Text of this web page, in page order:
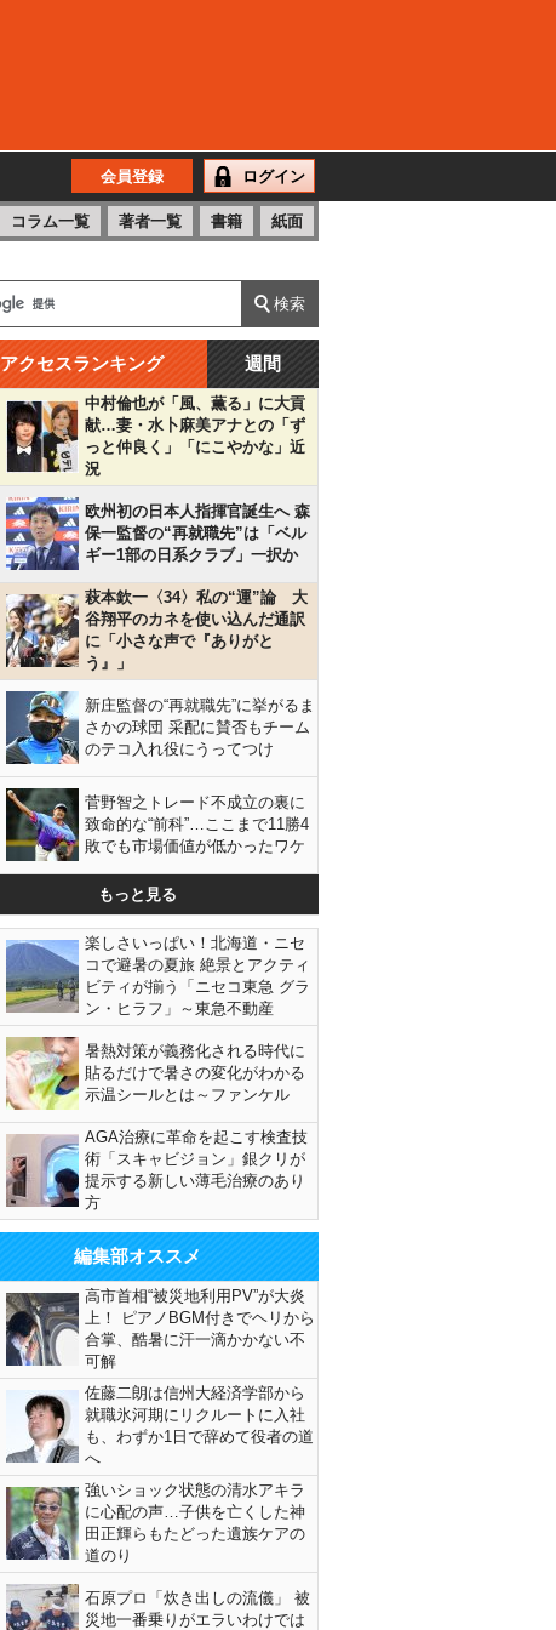
会員登録 ログイン
コラム一覧 著者一覧 書籍 紙面
アクセスランキング 週間
中村倫也が「風、薫る」に大貢
献…妻・水卜麻美アナとの「ず
っと仲良く」「にこやかな」近
況
欧州初の日本人指揮官誕生へ 森
保一監督の“再就職先”は「ベル
ギー1部の日系クラブ」一択か
萩本欽一〈34〉私の“運”論 大
谷翔平のカネを使い込んだ通訳
に「小さな声で『ありがと
う』」
新庄監督の“再就職先”に挙がるま
さかの球団 采配に賛否もチーム
のテコ入れ役にうってつけ
菅野智之トレード不成立の裏に
致命的な“前科”…ここまで11勝4
敗でも市場価値が低かったワケ
もっと見る
楽しさいっぱい！北海道・ニセ
コで避暑の夏旅 絶景とアクティ
ビティが揃う「ニセコ東急 グラ
ン・ヒラフ」～東急不動産
暑熱対策が義務化される時代に
貼るだけで暑さの変化がわかる
示温シールとは～ファンケル
AGA治療に革命を起こす検査技
術「スキャビジョン」銀クリが
提示する新しい薄毛治療のあり
方
編集部オススメ
高市首相“被災地利用PV”が大炎
上！ ピアノBGM付きでヘリから
合掌、酷暑に汗一滴かかない不
可解
佐藤二朗は信州大経済学部から
就職氷河期にリクルートに入社
も、わずか1日で辞めて役者の道
へ
強いショック状態の清水アキラ
に心配の声…子供を亡くした神
田正輝らもたどった遺族ケアの
道のり
石原プロ「炊き出しの流儀」 被
災地一番乗りがエラいわけでは